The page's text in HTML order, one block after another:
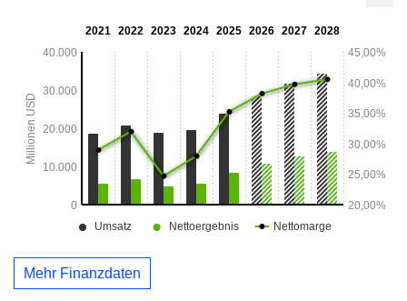
Mehr Finanzdaten